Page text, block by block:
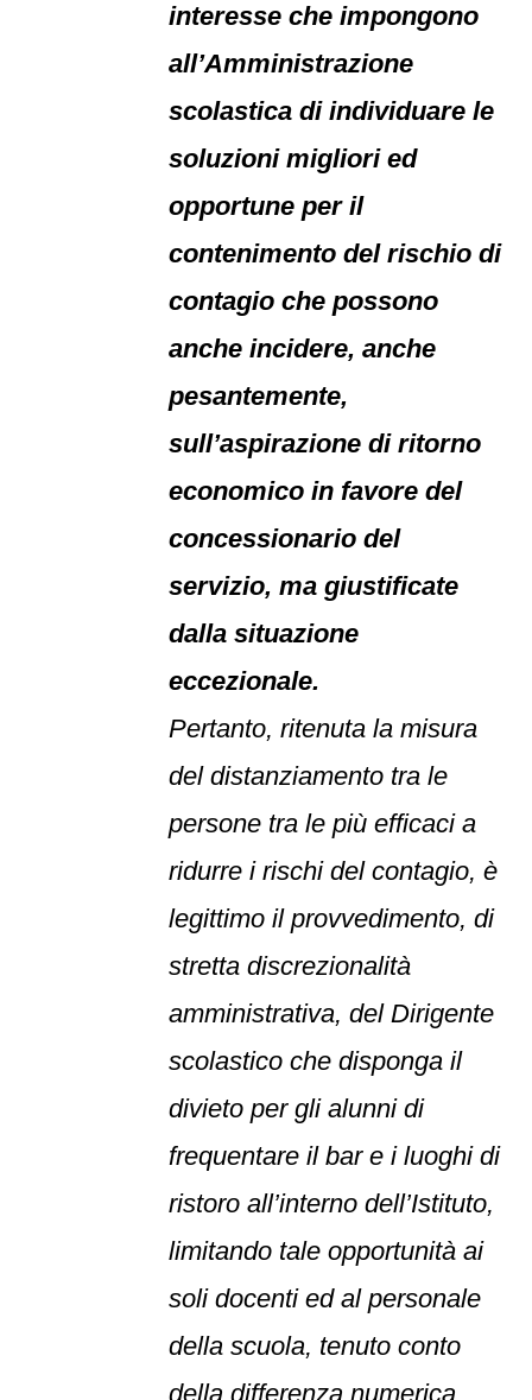
interesse che impongono
all’Amministrazione
scolastica di individuare le
soluzioni migliori ed
opportune per il
contenimento del rischio di
contagio che possono
anche incidere, anche
pesantemente,
sull’aspirazione di ritorno
economico in favore del
concessionario del
servizio, ma giustificate
dalla situazione
eccezionale.
Pertanto, ritenuta la misura
del distanziamento tra le
persone tra le più efficaci a
ridurre i rischi del contagio, è
legittimo il provvedimento, di
stretta discrezionalità
amministrativa, del Dirigente
scolastico che disponga il
divieto per gli alunni di
frequentare il bar e i luoghi di
ristoro all’interno dell’Istituto,
limitando tale opportunità ai
soli docenti ed al personale
della scuola, tenuto conto
della differenza numerica,